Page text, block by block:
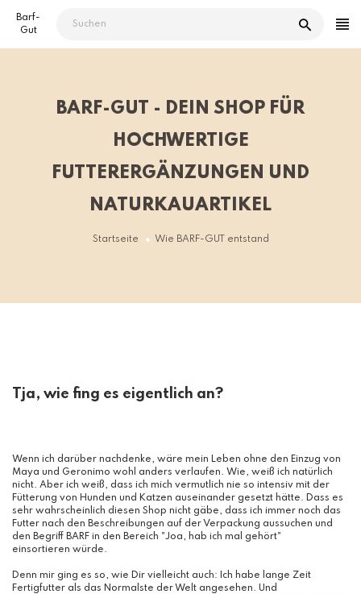
zum
Inhalt
Barf-
Gut
BARF-GUT - DEIN SHOP FÜR
HOCHWERTIGE
FUTTERERGÄNZUNGEN UND
NATURKAUARTIKEL
Startseite Wie BARF-GUT entstand
Tja, wie fing es eigentlich an?
Wenn ich darüber nachdenke, wäre mein Leben ohne den Einzug von
Maya und Geronimo wohl anders verlaufen. Wie, weiß ich natürlich
nicht. Aber ich weiß, dass ich mich vermutlich nie so intensiv mit der
Fütterung von Hunden und Katzen auseinander gesetzt hätte. Dass es
sehr wahrscheinlich diesen Shop nicht gäbe, dass ich immer noch das
Futter nach den Beschreibungen auf der Verpackung aussuchen und
den Begriff BARF in den Bereich "Joa, hab ich mal gehört"
einsortieren würde.
Denn mir ging es so, wie Dir vielleicht auch: Ich habe lange Zeit
Fertigfutter als das Normalste der Welt angesehen. Und